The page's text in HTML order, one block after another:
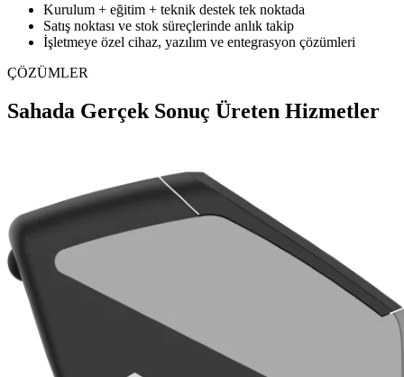
Kurulum + eğitim + teknik destek tek noktada
Satış noktası ve stok süreçlerinde anlık takip
İşletmeye özel cihaz, yazılım ve entegrasyon çözümleri
ÇÖZÜMLER
Sahada Gerçek Sonuç Üreten Hizmetler